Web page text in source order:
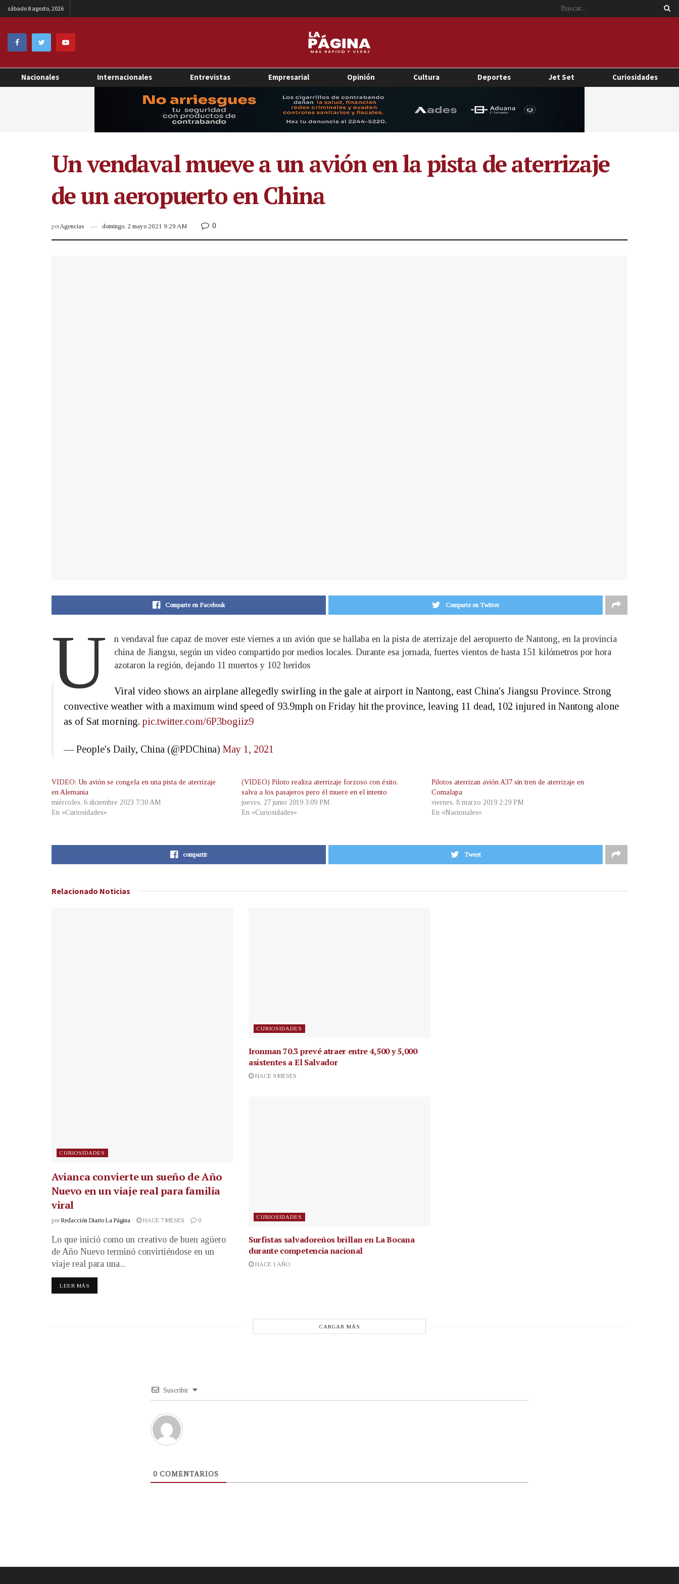
sábado 8 agosto, 2026
Nacionales Internacionales Entrevistas Empresarial Opinión Cultura Deportes Jet Set Curiosidades
Un vendaval mueve a un avión en la pista de aterrizaje
de un aeropuerto en China
porAgencias domingo, 2 mayo 2021 9:29 AM 0
Comparte en Facebook Comparte en Twitter
U
n vendaval fue capaz de mover este viernes a un avión que se hallaba en la pista de aterrizaje del aeropuerto de Nantong, en la provincia
china de Jiangsu, según un video compartido por medios locales. Durante esa jornada, fuertes vientos de hasta 151 kilómetros por hora
azotaron la región, dejando 11 muertos y 102 heridos
Viral video shows an airplane allegedly swirling in the gale at airport in Nantong, east China's Jiangsu Province. Strong
convective weather with a maximum wind speed of 93.9mph on Friday hit the province, leaving 11 dead, 102 injured in Nantong alone
as of Sat morning. pic.twitter.com/6P3bogiiz9
— People's Daily, China (@PDChina) May 1, 2021
VIDEO: Un avión se congela en una pista de aterrizaje
en Alemania
miércoles, 6 diciembre 2023 7:30 AM
En «Curiosidades»
(VIDEO) Piloto realiza aterrizaje forzoso con éxito,
salva a los pasajeros pero él muere en el intento
jueves, 27 junio 2019 3:09 PM
En «Curiosidades»
Pilotos aterrizan avión A37 sin tren de aterrizaje en
Comalapa
viernes, 8 marzo 2019 2:29 PM
En «Nacionales»
compartir Tweet
Relacionado Noticias
CURIOSIDADES
Avianca convierte un sueño de Año
Nuevo en un viaje real para familia
viral
por Redacción Diario La Página HACE 7 MESES 0
Lo que inició como un creativo de buen agüero
de Año Nuevo terminó convirtiéndose en un
viaje real para una...
LEER MÁS
CURIOSIDADES
Ironman 70.3 prevé atraer entre 4,500 y 5,000
asistentes a El Salvador
HACE 9 MESES
CURIOSIDADES
Surfistas salvadoreños brillan en La Bocana
durante competencia nacional
HACE 1 AÑO
CARGAR MÁS
Suscribir
0 COMENTARIOS